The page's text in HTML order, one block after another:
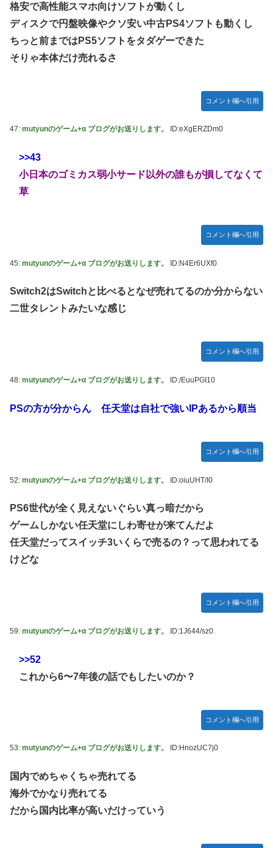
格安で高性能スマホ向けソフトが動くし
ディスクで円盤映像やクソ安い中古PS4ソフトも動くし
ちっと前まではPS5ソフトをタダゲーできた
そりゃ本体だけ売れるさ
コメント欄へ引用
47: mutyunのゲーム+α ブログがお送りします。 ID:eXgERZDm0
>>43
小日本のゴミカス弱小サード以外の誰もが損してなくて
草
コメント欄へ引用
45: mutyunのゲーム+α ブログがお送りします。 ID:N4Er6UXf0
Switch2はSwitchと比べるとなぜ売れてるのか分からない
二世タレントみたいな感じ
コメント欄へ引用
48: mutyunのゲーム+α ブログがお送りします。 ID:/EuuPGI10
PSの方が分からん 任天堂は自社で強いIPあるから順当
コメント欄へ引用
52: mutyunのゲーム+α ブログがお送りします。 ID:oiuUHT/I0
PS6世代が全く見えないぐらい真っ暗だから
ゲームしかない任天堂にしわ寄せが来てんだよ
任天堂だってスイッチ3いくらで売るの？って思われてる
けどな
コメント欄へ引用
59: mutyunのゲーム+α ブログがお送りします。 ID:1J644/sz0
>>52
これから6〜7年後の話でもしたいのか？
コメント欄へ引用
53: mutyunのゲーム+α ブログがお送りします。 ID:HnozUC7j0
国内でめちゃくちゃ売れてる
海外でかなり売れてる
だから国内比率が高いだけっていう